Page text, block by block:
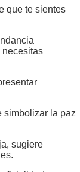
que te sientes
necesitas
simbolizar la paz
sugiere